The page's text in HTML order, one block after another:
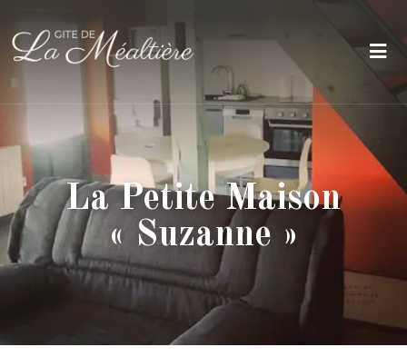
La Petite Maison
« Suzanne »